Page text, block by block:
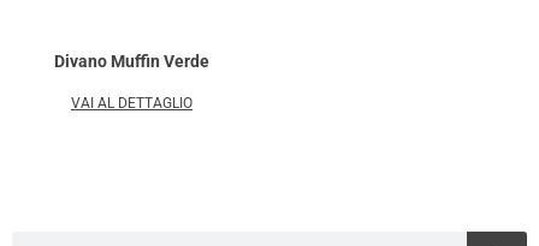
Divano Muffin Verde
VAI AL DETTAGLIO